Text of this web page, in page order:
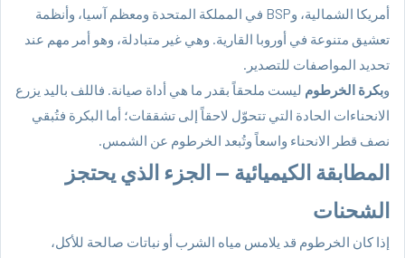
أمريكا الشمالية، وBSP في المملكة المتحدة ومعظم آسيا، وأنظمة
تعشيق متنوعة في أوروبا القارية. وهي غير متبادلة، وهو أمر مهم عند
تحديد المواصفات للتصدير.
وبكرة الخرطوم ليست ملحقاً بقدر ما هي أداة صيانة. فاللف باليد يزرع
الانحناءات الحادة التي تتحوّل لاحقاً إلى تشققات؛ أما البكرة فتُبقي
نصف قطر الانحناء واسعاً وتُبعد الخرطوم عن الشمس.
المطابقة الكيميائية — الجزء الذي يحتجز
الشحنات
إذا كان الخرطوم قد يلامس مياه الشرب أو نباتات صالحة للأكل،